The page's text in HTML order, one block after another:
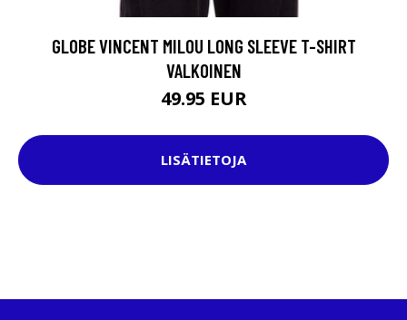
GLOBE VINCENT MILOU LONG SLEEVE T-SHIRT
VALKOINEN
49.95 EUR
LISÄTIETOJA